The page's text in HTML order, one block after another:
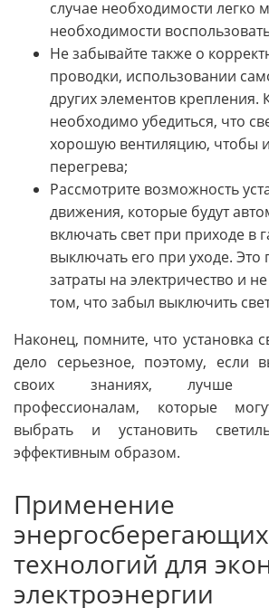
случае необходимости легко
необходимости
Не забывайте также о
проводки, использовании
других элементов крепления.
необходимо убедиться, что
хорошую вентиляцию, чтобы
перегрева;
Рассмотрите возможность
движения, которые будут
включать свет при приходе в
выключать его при уходе. Это
затраты на электричество и
том, что забыл выключить
Наконец, помните, что установка
дело серьезное, поэтому, если
своих знаниях, лучше
профессионалам, которые
выбрать и установить
эффективным образом.
Применение
энергосберегающих
технологий для
электроэнергии